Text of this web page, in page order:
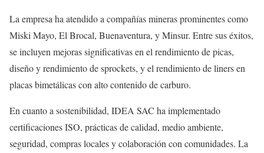
La empresa ha atendido a compañías mineras prominentes como
Miski Mayo, El Brocal, Buenaventura, y Minsur. Entre sus éxitos,
se incluyen mejoras significativas en el rendimiento de picas,
diseño y rendimiento de sprockets, y el rendimiento de liners en
placas bimetálicas con alto contenido de carburo.
En cuanto a sostenibilidad, IDEA SAC ha implementado
certificaciones ISO, prácticas de calidad, medio ambiente,
seguridad, compras locales y colaboración con comunidades. La